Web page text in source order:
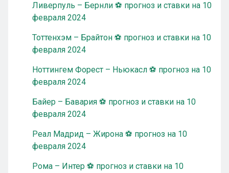
Ливерпуль – Бернли ⚽ прогноз и ставки на 10
февраля 2024
Тоттенхэм – Брайтон ⚽ прогноз и ставки на 10
февраля 2024
Ноттингем Форест – Ньюкасл ⚽ прогноз на 10
февраля 2024
Байер – Бавария ⚽ прогноз и ставки на 10
февраля 2024
Реал Мадрид – Жирона ⚽ прогноз на 10
февраля 2024
Рома – Интер ⚽ прогноз и ставки на 10